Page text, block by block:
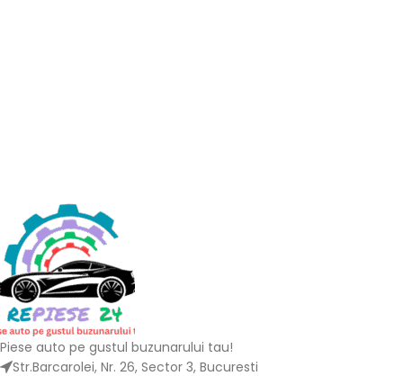
Piese auto pe gustul buzunarului tau!
Str.Barcarolei, Nr. 26, Sector 3, Bucuresti